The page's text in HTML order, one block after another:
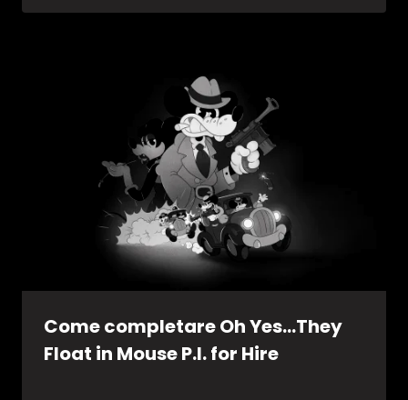
Come completare Oh Yes…They
Float in Mouse P.I. for Hire